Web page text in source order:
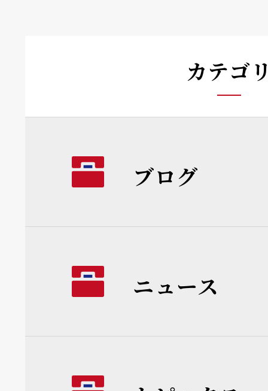
カテゴ
ブログ
ニュース